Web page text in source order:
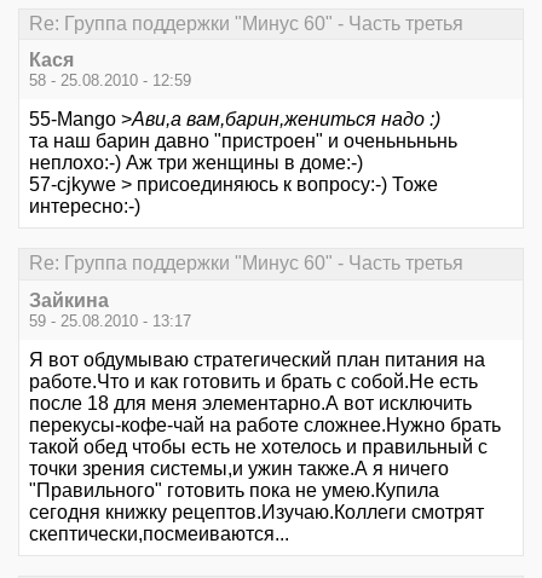
Re: Группа поддержки "Минус 60" - Часть третья
Кася
58 - 25.08.2010 - 12:59
55-Mango >Ави,а вам,барин,жениться надо :)
та наш барин давно "пристроен" и оченьньньнь
неплохо:-) Аж три женщины в доме:-)
57-cjkywe > присоединяюсь к вопросу:-) Тоже
интересно:-)
Re: Группа поддержки "Минус 60" - Часть третья
Зайкина
59 - 25.08.2010 - 13:17
Я вот обдумываю стратегический план питания на
работе.Что и как готовить и брать с собой.Не есть
после 18 для меня элементарно.А вот исключить
перекусы-кофе-чай на работе сложнее.Нужно брать
такой обед чтобы есть не хотелось и правильный с
точки зрения системы,и ужин также.А я ничего
"Правильного" готовить пока не умею.Купила
сегодня книжку рецептов.Изучаю.Коллеги смотрят
скептически,посмеиваются...